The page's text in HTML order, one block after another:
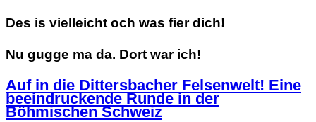
Des is vielleicht och was fier dich!
Nu gugge ma da. Dort war ich!
Auf in die Dittersbacher Felsenwelt! Eine
beeindruckende Runde in der
Böhmischen Schweiz